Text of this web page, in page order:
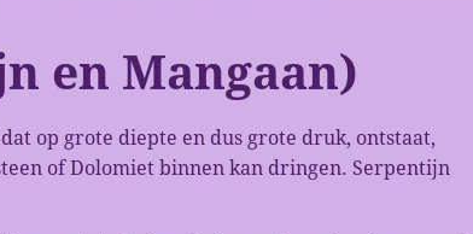
en Mangaan)
op grote diepte en dus grote druk, ontstaat,
of Dolomiet binnen kan dringen. Serpentijn